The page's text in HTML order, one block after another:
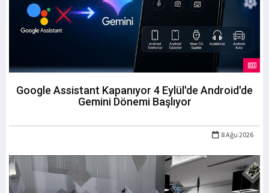
Google Assistant Kapanıyor 4 Eylül'de Android'de
Gemini Dönemi Başlıyor
8 Ağu 2026